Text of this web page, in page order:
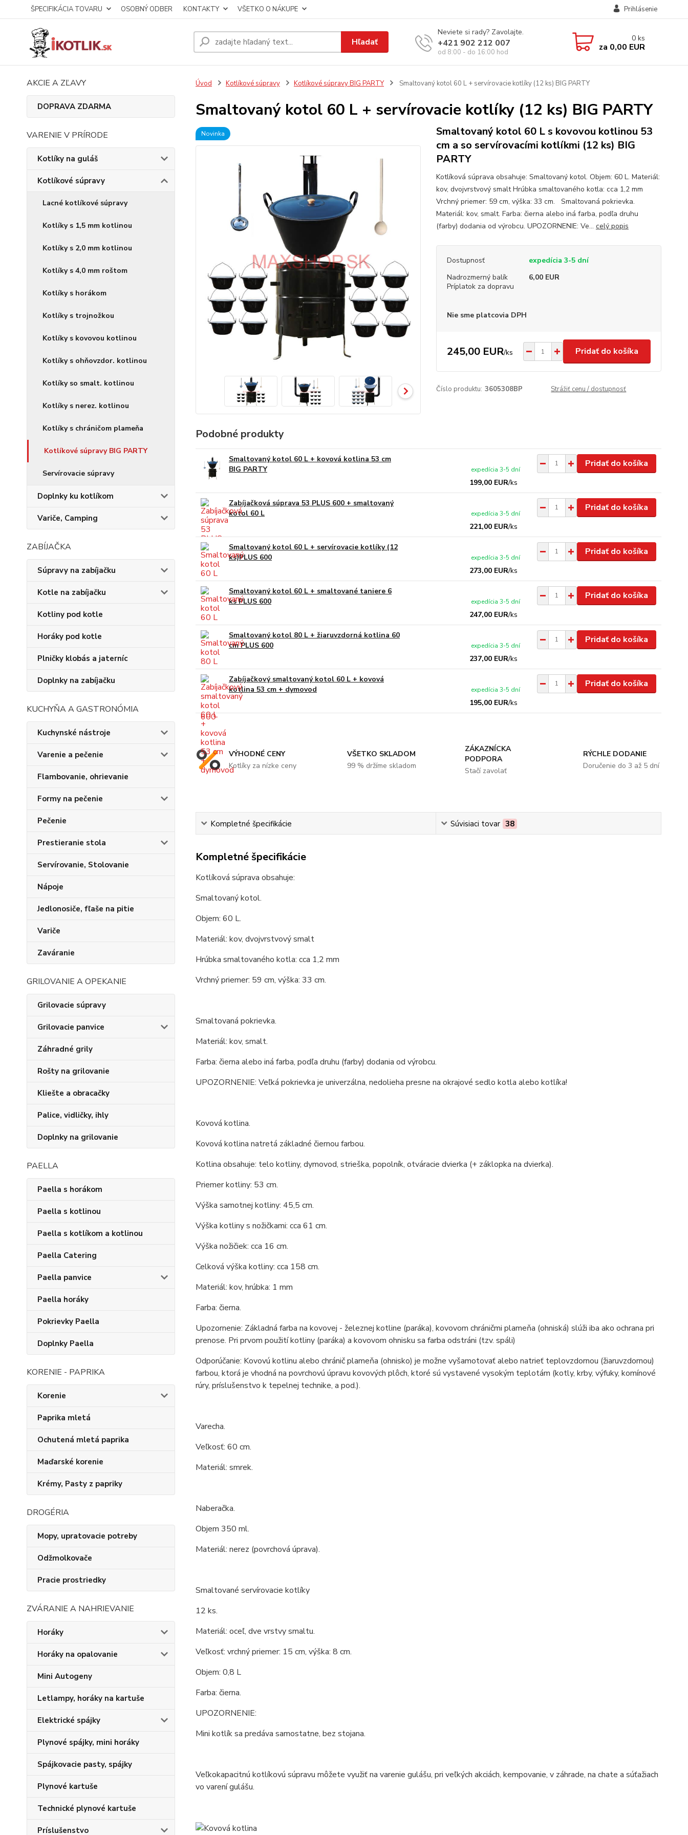
ŠPECIFIKÁCIA TOVARU OSOBNÝ ODBER KONTAKTY VŠETKO O NÁKUPE Prihlásenie
Hľadať
Neviete si rady? Zavolajte.
+421 902 212 007
od 8:00 - do 16:00 hod
0 ks
za 0,00 EUR
AKCIE A ZĽAVY
DOPRAVA ZDARMA
VARENIE V PRÍRODE
Kotlíky na guláš
Kotlíkové súpravy
Lacné kotlíkové súpravy
Kotlíky s 1,5 mm kotlinou
Kotlíky s 2,0 mm kotlinou
Kotlíky s 4,0 mm roštom
Kotlíky s horákom
Kotlíky s trojnožkou
Kotlíky s kovovou kotlinou
Kotlíky s ohňovzdor. kotlinou
Kotlíky so smalt. kotlinou
Kotlíky s nerez. kotlinou
Kotlíky s chráničom plameňa
Kotlíkové súpravy BIG PARTY
Servírovacie súpravy
Doplnky ku kotlíkom
Variče, Camping
ZABÍJAČKA
Súpravy na zabíjačku
Kotle na zabíjačku
Kotliny pod kotle
Horáky pod kotle
Plničky klobás a jaterníc
Doplnky na zabíjačku
KUCHYŇA A GASTRONÓMIA
Kuchynské nástroje
Varenie a pečenie
Flambovanie, ohrievanie
Formy na pečenie
Pečenie
Prestieranie stola
Servírovanie, Stolovanie
Nápoje
Jedlonosiče, fľaše na pitie
Variče
Zaváranie
GRILOVANIE A OPEKANIE
Grilovacie súpravy
Grilovacie panvice
Záhradné grily
Rošty na grilovanie
Kliešte a obracačky
Palice, vidličky, ihly
Doplnky na grilovanie
PAELLA
Paella s horákom
Paella s kotlinou
Paella s kotlíkom a kotlinou
Paella Catering
Paella panvice
Paella horáky
Pokrievky Paella
Doplnky Paella
KORENIE - PAPRIKA
Korenie
Paprika mletá
Ochutená mletá paprika
Maďarské korenie
Krémy, Pasty z papriky
DROGÉRIA
Mopy, upratovacie potreby
Odžmolkovače
Pracie prostriedky
ZVÁRANIE A NAHRIEVANIE
Horáky
Horáky na opalovanie
Mini Autogeny
Letlampy, horáky na kartuše
Elektrické spájky
Plynové spájky, mini horáky
Spájkovacie pasty, spájky
Plynové kartuše
Technické plynové kartuše
Príslušenstvo
Úvod Kotlíkové súpravy Kotlíkové súpravy BIG PARTY Smaltovaný kotol 60 L + servírovacie kotlíky (12 ks) BIG PARTY
Smaltovaný kotol 60 L + servírovacie kotlíky (12 ks) BIG PARTY
Novinka
Smaltovaný kotol 60 L s kovovou kotlinou 53
cm a so servírovacími kotlíkmi (12 ks) BIG
PARTY
Kotlíková súprava obsahuje: Smaltovaný kotol. Objem: 60 L. Materiál:
kov, dvojvrstvový smalt Hrúbka smaltovaného kotla: cca 1,2 mm
Vrchný priemer: 59 cm, výška: 33 cm. Smaltovaná pokrievka.
Materiál: kov, smalt. Farba: čierna alebo iná farba, podľa druhu
(farby) dodania od výrobcu. UPOZORNENIE: Ve... celý popis
Dostupnosť
expedícia 3-5 dní
Nadrozmerný balík
Príplatok za dopravu
6,00 EUR
Nie sme platcovia DPH
245,00 EUR/ks Pridať do košíka
Číslo produktu: 3605308BP Strážiť cenu / dostupnosť
Podobné produkty
Smaltovaný kotol 60 L + kovová kotlina 53 cm
BIG PARTY
199,00 EUR/ks
expedícia 3-5 dní
Pridať do košíka
Zabíjačková súprava 53 PLUS 600 + smaltovaný
kotol 60 L
221,00 EUR/ks
expedícia 3-5 dní
Pridať do košíka
Smaltovaný kotol 60 L + servírovacie kotlíky (12
ks)PLUS 600
273,00 EUR/ks
expedícia 3-5 dní
Pridať do košíka
Smaltovaný kotol 60 L + smaltované taniere 6
ks PLUS 600
247,00 EUR/ks
expedícia 3-5 dní
Pridať do košíka
Smaltovaný kotol 80 L + žiaruvzdorná kotlina 60
cm PLUS 600
237,00 EUR/ks
expedícia 3-5 dní
Pridať do košíka
Zabíjačkový smaltovaný kotol 60 L + kovová
kotlina 53 cm + dymovod
195,00 EUR/ks
expedícia 3-5 dní
Pridať do košíka
VÝHODNÉ CENY
Kotlíky za nízke ceny
VŠETKO SKLADOM
99 % držíme skladom
ZÁKAZNÍCKA
PODPORA
Stačí zavolať
RÝCHLE DODANIE
Doručenie do 3 až 5 dní
Kompletné špecifikácie Súvisiaci tovar 38
Kompletné špecifikácie
Kotlíková súprava obsahuje:
Smaltovaný kotol.
Objem: 60 L.
Materiál: kov, dvojvrstvový smalt
Hrúbka smaltovaného kotla: cca 1,2 mm
Vrchný priemer: 59 cm, výška: 33 cm.
Smaltovaná pokrievka.
Materiál: kov, smalt.
Farba: čierna alebo iná farba, podľa druhu (farby) dodania od výrobcu.
UPOZORNENIE: Veľká pokrievka je univerzálna, nedolieha presne na okrajové sedlo kotla alebo kotlíka!
Kovová kotlina.
Kovová kotlina natretá základné čiernou farbou.
Kotlina obsahuje: telo kotliny, dymovod, strieška, popolník, otváracie dvierka (+ záklopka na dvierka).
Priemer kotliny: 53 cm.
Výška samotnej kotliny: 45,5 cm.
Výška kotliny s nožičkami: cca 61 cm.
Výška nožičiek: cca 16 cm.
Celková výška kotliny: cca 158 cm.
Materiál: kov, hrúbka: 1 mm
Farba: čierna.
Upozornenie: Základná farba na kovovej - železnej kotline (paráka), kovovom chráničmi plameňa (ohniská) slúži iba ako ochrana pri
prenose. Pri prvom použití kotliny (paráka) a kovovom ohnisku sa farba odstráni (tzv. spáli)
Odporúčanie: Kovovú kotlinu alebo chránič plameňa (ohnisko) je možne vyšamotovať alebo natrieť teplovzdornou (žiaruvzdornou)
farbou, ktorá je vhodná na povrchovú úpravu kovových plôch, ktoré sú vystavené vysokým teplotám (kotly, krby, výfuky, komínové
rúry, príslušenstvo k tepelnej technike, a pod.).
Varecha.
Veľkosť: 60 cm.
Materiál: smrek.
Naberačka.
Objem 350 ml.
Materiál: nerez (povrchová úprava).
Smaltované servírovacie kotlíky
12 ks.
Materiál: oceľ, dve vrstvy smaltu.
Veľkosť: vrchný priemer: 15 cm, výška: 8 cm.
Objem: 0,8 L
Farba: čierna.
UPOZORNENIE:
Mini kotlík sa predáva samostatne, bez stojana.
Veľkokapacitnú kotlíkovú súpravu môžete využiť na varenie gulášu, pri veľkých akciách, kempovanie, v záhrade, na chate a súťažiach
vo varení gulášu.